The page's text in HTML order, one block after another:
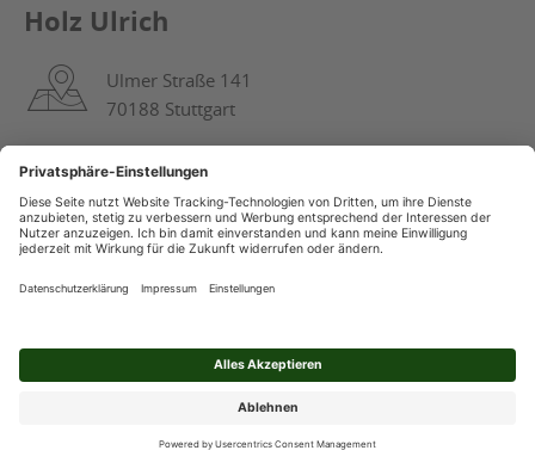
Holz Ulrich
Ulmer Straße 141
70188 Stuttgart
0711 16852-0
ROUTE BERECHNEN
07:00 - 17:00 Uhr
08:30 - 13:00 Uhr